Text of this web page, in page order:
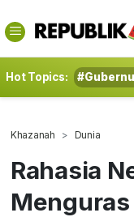
Hot Topics:
Khazanah Dunia
Rahasia